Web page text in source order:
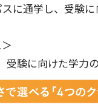
に通学し、受験
験に向けた学力